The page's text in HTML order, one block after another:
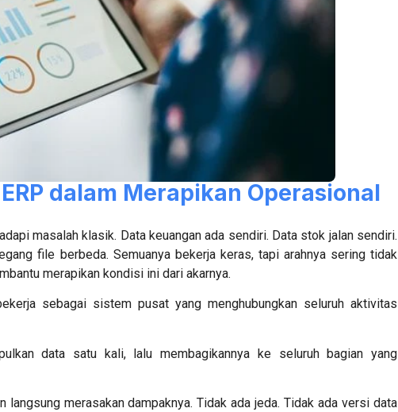
dalam Merapikan Operasional
masalah klasik. Data keuangan ada sendiri. Data stok jalan sendiri.
file berbeda. Semuanya bekerja keras, tapi arahnya sering tidak
merapikan kondisi ini dari akarnya.
sebagai sistem pusat yang menghubungkan seluruh aktivitas
data satu kali, lalu membagikannya ke seluruh bagian yang
langsung merasakan dampaknya. Tidak ada jeda. Tidak ada versi data